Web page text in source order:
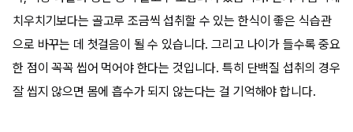
치우치기보다는 골고루 조금씩 섭취할 수 있는 한식이 좋은 식습관
으로 바꾸는 데 첫걸음이 될 수 있습니다. 그리고 나이가 들수록 중요
한 점이 꼭꼭 씹어 먹어야 한다는 것입니다. 특히 단백질 섭취의 경우
잘 씹지 않으면 몸에 흡수가 되지 않는다는 걸 기억해야 합니다.